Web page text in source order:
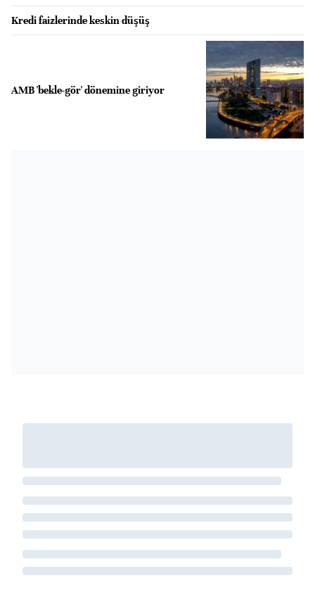
Kredi faizlerinde keskin düşüş
AMB 'bekle-gör' dönemine giriyor